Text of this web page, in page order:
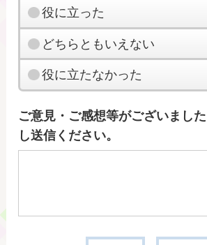
役に立った
どちらともいえない
役に立たなかった
ご意見・ご感想等がございまし
し送信ください。